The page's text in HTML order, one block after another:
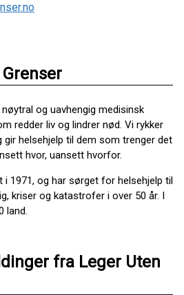
og uavhengig medisinsk
redder liv og lindrer nød. Vi rykker
helsehjelp til dem som trenger det
hvor, uansett hvorfor.
i 1971, og har sørget for helsehjelp til
kriser og katastrofer i over 50 år. I
land.
fra Leger Uten